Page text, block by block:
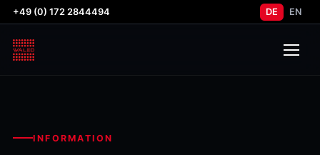
+49 (0) 172 2844494 DE EN
INFORMATION